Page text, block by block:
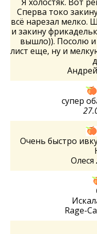
Сперва токо
всё нарезал мелко.
и закину
вышло)). Посолю и
лист еще, ну и
Андрей
супер
Очень быстро
Олеся
Rage-